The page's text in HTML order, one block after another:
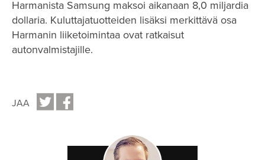
Harmanista Samsung maksoi aikanaan 8,0 miljardia
dollaria. Kuluttajatuotteiden lisäksi merkittävä osa
Harmanin liiketoimintaa ovat ratkaisut
autonvalmistajille.
JAA